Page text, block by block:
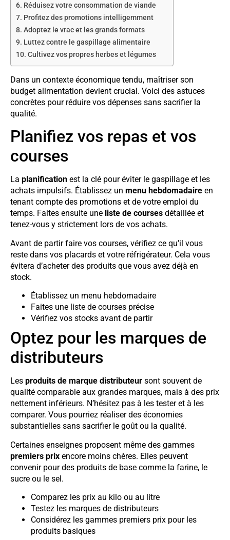
Réduisez votre consommation de viande
Profitez des promotions intelligemment
Adoptez le vrac et les grands formats
Luttez contre le gaspillage alimentaire
Cultivez vos propres herbes et légumes
Dans un contexte économique tendu, maîtriser son
budget alimentation devient crucial. Voici des astuces
concrètes pour réduire vos dépenses sans sacrifier la
qualité.
Planifiez vos repas et vos
courses
La planification est la clé pour éviter le gaspillage et les
achats impulsifs. Établissez un menu hebdomadaire en
tenant compte des promotions et de votre emploi du
temps. Faites ensuite une liste de courses détaillée et
tenez-vous y strictement lors de vos achats.
Avant de partir faire vos courses, vérifiez ce qu’il vous
reste dans vos placards et votre réfrigérateur. Cela vous
évitera d’acheter des produits que vous avez déjà en
stock.
Établissez un menu hebdomadaire
Faites une liste de courses précise
Vérifiez vos stocks avant de partir
Optez pour les marques de
distributeurs
Les produits de marque distributeur sont souvent de
qualité comparable aux grandes marques, mais à des prix
nettement inférieurs. N’hésitez pas à les tester et à les
comparer. Vous pourriez réaliser des économies
substantielles sans sacrifier le goût ou la qualité.
Certaines enseignes proposent même des gammes
premiers prix encore moins chères. Elles peuvent
convenir pour des produits de base comme la farine, le
sucre ou le sel.
Comparez les prix au kilo ou au litre
Testez les marques de distributeurs
Considérez les gammes premiers prix pour les
produits basiques